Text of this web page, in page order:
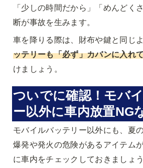
「少しの時間だから」「めんどく
断が事故を生みます。
車を降りる際は、財布や鍵と同じ
ッテリーも「必ず」カバンに入れ
けましょう。
ついでに確認！モバ
ー以外に車内放置NG
モバイルバッテリー以外にも、夏
爆発や発火の危険があるアイテム
に車内をチェックしておきましょう